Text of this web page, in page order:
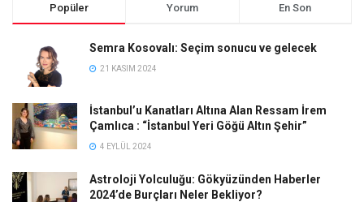
Popüler Yorum En Son
Semra Kosovalı: Seçim sonucu ve gelecek
21 KASIM 2024
İstanbul’u Kanatları Altına Alan Ressam İrem
Çamlıca : “İstanbul Yeri Göğü Altın Şehir”
4 EYLÜL 2024
Astroloji Yolculuğu: Gökyüzünden Haberler
2024’de Burçları Neler Bekliyor?